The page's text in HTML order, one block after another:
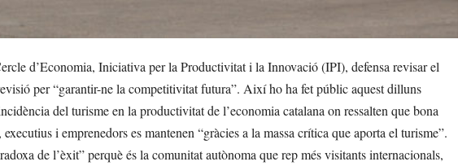
d’Economia, Iniciativa per la Productivitat i la Innovació (IPI), defensa revisar el
per “garantir-ne la competitivitat futura”. Així ho ha fet públic aquest dilluns
del turisme en la productivitat de l’economia catalana on ressalten que bona
i emprenedors es mantenen “gràcies a la massa crítica que aporta el turisme”.
de l’èxit” perquè és la comunitat autònoma que rep més visitants internacionals,